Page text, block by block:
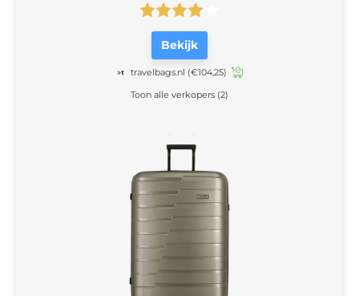
Bekijk
travelbags.nl (€104,25)
Toon alle verkopers (2)